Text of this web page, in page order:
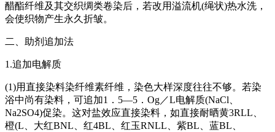
醋酯纤维及其交织绸类卷染后，若改用溢流机(绳状)热水洗，
会使织物产生永久折皱。
二、助剂追加法
1.追加电解质
(1)用直接染料染纤维素纤维，染色大样深度往往不够。若染
浴中尚有染料，可追加1．5—5．Og／L电解质(NaCl、
Na2SO4)促染。这对盐效应直接染料，如直接耐晒黄3RLL、
橙(L、大红BNL、红4BL、红玉RNLL、紫BL、蓝BL、